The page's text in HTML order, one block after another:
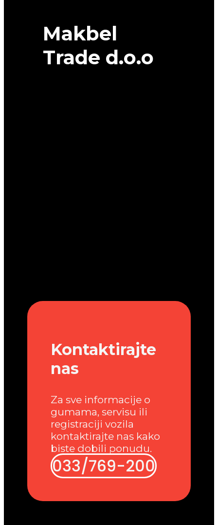
Makbel
Trade d.o.o
Kontaktirajte
nas
Za sve informacije o
gumama, servisu ili
registraciji vozila
kontaktirajte nas kako
biste dobili ponudu.
033/769-200